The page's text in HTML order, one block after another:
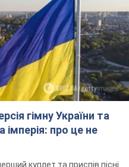
гімну України та
імперія: про це не
куплет та приспів пісні